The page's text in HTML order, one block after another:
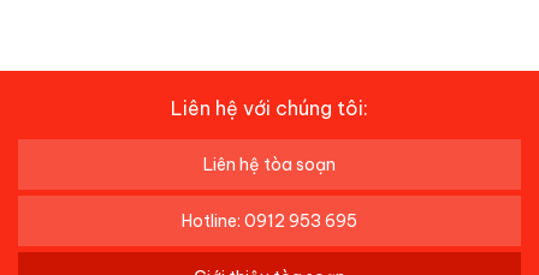
Liên hệ với chúng tôi:
Liên hệ tòa soạn
Hotline: 0912 953 695